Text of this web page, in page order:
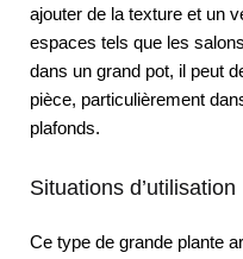
ajouter de la texture et un
espaces tels que les
dans un grand pot, il peut
pièce, particulièrement
plafonds.
Situations d’utilisation
Ce type de grande plante